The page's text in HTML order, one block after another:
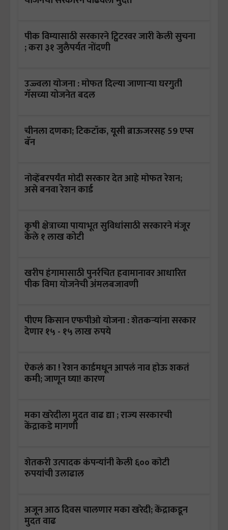
पीक विम्यासाठी सरकारने ट्विटरवर जारी केली सुचना
; करा ३१ जुलैपर्यत नोंदणी
उज्ज्वला योजना : मोफत दिल्या जाणाऱ्या घरगुती
गॅसच्या योजनेत बदल
चीनला दणका; टिकटॉक, यूसी ब्राऊजरसह 59 एप्स
बॅन
नोव्हेंबरपर्यंत मोदी सरकार देत आहे मोफत रेशन;
असे बनवा रेशन कार्ड
कृषी क्षेत्राच्या पायाभूत सुविधांसाठी सरकारने मंजूर
केले १ लाख कोटी
खरीप हंगामासाठी पुनर्रचित हवामानावर आधारित
पीक विमा योजनेची अंमलबजावणी
पीएम किसान एफपीओ योजना : शेतकऱ्यांना सरकार
देणार १५ - १५ लाख रुपये
ऐकलं का ! रेशन कार्डमधून आपलं नाव होऊ शकतं
कमी; जाणून घ्या! कारण
मका खरेदीला मुदत वाढ द्या ; राज्य सरकारची
केंद्राकडे मागणी
शेतकरी उत्पादक कंपन्यांनी केली ६०० कोटी
रुपयांची उलाढाल
अजून आठ दिवस चालणार मका खरेदी; केंद्राकडून
मुदत वाढ